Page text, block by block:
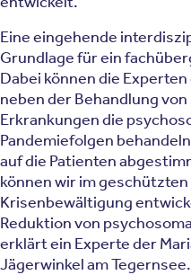
Eine eingehende
Grundlage für ein
Dabei können die
neben der Behandlung
Erkrankungen die
Pandemiefolgen
auf die Patienten
können wir im
Krisenbewältigung
Reduktion von
erklärt ein Experte der
Jägerwinkel am Tegernsee.